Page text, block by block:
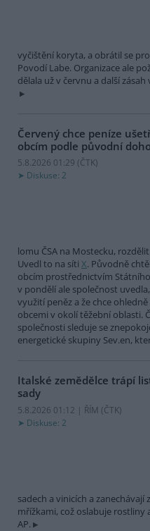
vyčištění koryta, a obrátil se
Povodí Labe. Organizace ale
dělala už v červnu a další
Červený chce peníze
obcím podle původní
5.8.2026 01:29 (ČTK)
Diskuse: 2
lomu ČSA na Mostecku,
Uvedl to na síti X. Původně
obcím prostřednictvím
v pondělí ale společnost
využití peněz a že chce
obcemi v okolí těžební oblasti.
společnosti sleduje se
energetické skupiny Sev.en,
Italské zemědělce trápí
sady
5.8.2026 01:12 | ŘÍM (ČTK)
Diskuse: 2
sadech a vinicích a
mřížkami, což oslabuje rostliny
AP.